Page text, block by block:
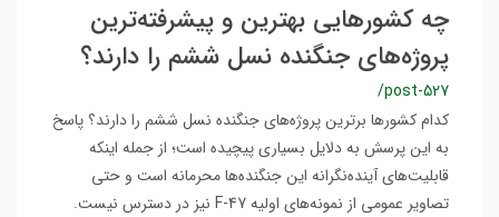
چه کشورهایی بهترین و پیشرفته‌ترین
پروژه‌های جنگنده‌ نسل ششم را دارند؟
/post-527
کدام کشورها برترین پروژه‌های جنگنده نسل ششم را دارند؟ پاسخ
به این پرسش به دلایل بسیاری پیچیده است؛ از جمله اینکه
قابلیت‌های آینده‌نگرانه این جنگنده‌ها محرمانه است و حتی
تصاویر عمومی از نمونه‌های اولیه F-47 نیز در دسترس نیست.